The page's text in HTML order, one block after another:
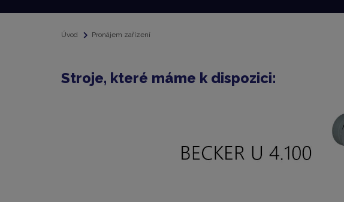
Úvod Pronájem zařízení
Stroje, které máme k dispozici: